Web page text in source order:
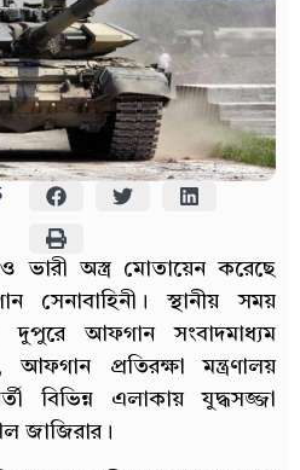
ও ভারী অস্ত্র মোতায়েন করেছে
সেনাবাহিনী। স্থানীয় সময়
আফগান সংবাদমাধ্যম
প্রতিরক্ষা মন্ত্রণালয়
বিভিন্ন এলাকায় যুদ্ধসজ্জা
জাজিরার।